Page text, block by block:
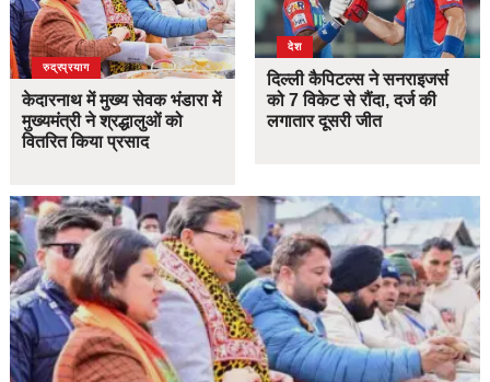
उत्तराखंड
देश
रुद्रप्रयाग
केदारनाथ में मुख्य सेवक भंडारा में
मुख्यमंत्री ने श्रद्धालुओं को
वितरित किया प्रसाद
देश
दिल्ली कैपिटल्स ने सनराइजर्स
को 7 विकेट से रौंदा, दर्ज की
लगातार दूसरी जीत